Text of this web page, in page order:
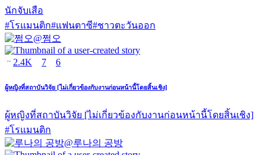
นักจับเสือ
#โรแมนติก#แฟนตาซี#ชาวตะวันออก
@쩜오
2.4K 7 6
ผู้หญิงที่สถาบันวิจัย [ไม่เกี่ยวข้องกับงานก่อนหน้านี้โดยสิ้นเชิง]
ผู้หญิงที่สถาบันวิจัย [ไม่เกี่ยวข้องกับงานก่อนหน้านี้โดยสิ้นเชิง]
#โรแมนติก
@루나의 공방